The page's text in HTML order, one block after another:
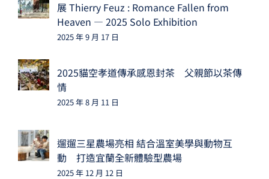
展 Thierry Feuz : Romance Fallen from
Heaven — 2025 Solo Exhibition
2025 年 9 月 17 日
2025貓空孝道傳承感恩封茶 父親節以茶傳
情
2025 年 8 月 11 日
遛遛三星農場亮相 結合溫室美學與動物互
動 打造宜蘭全新體驗型農場
2025 年 12 月 12 日